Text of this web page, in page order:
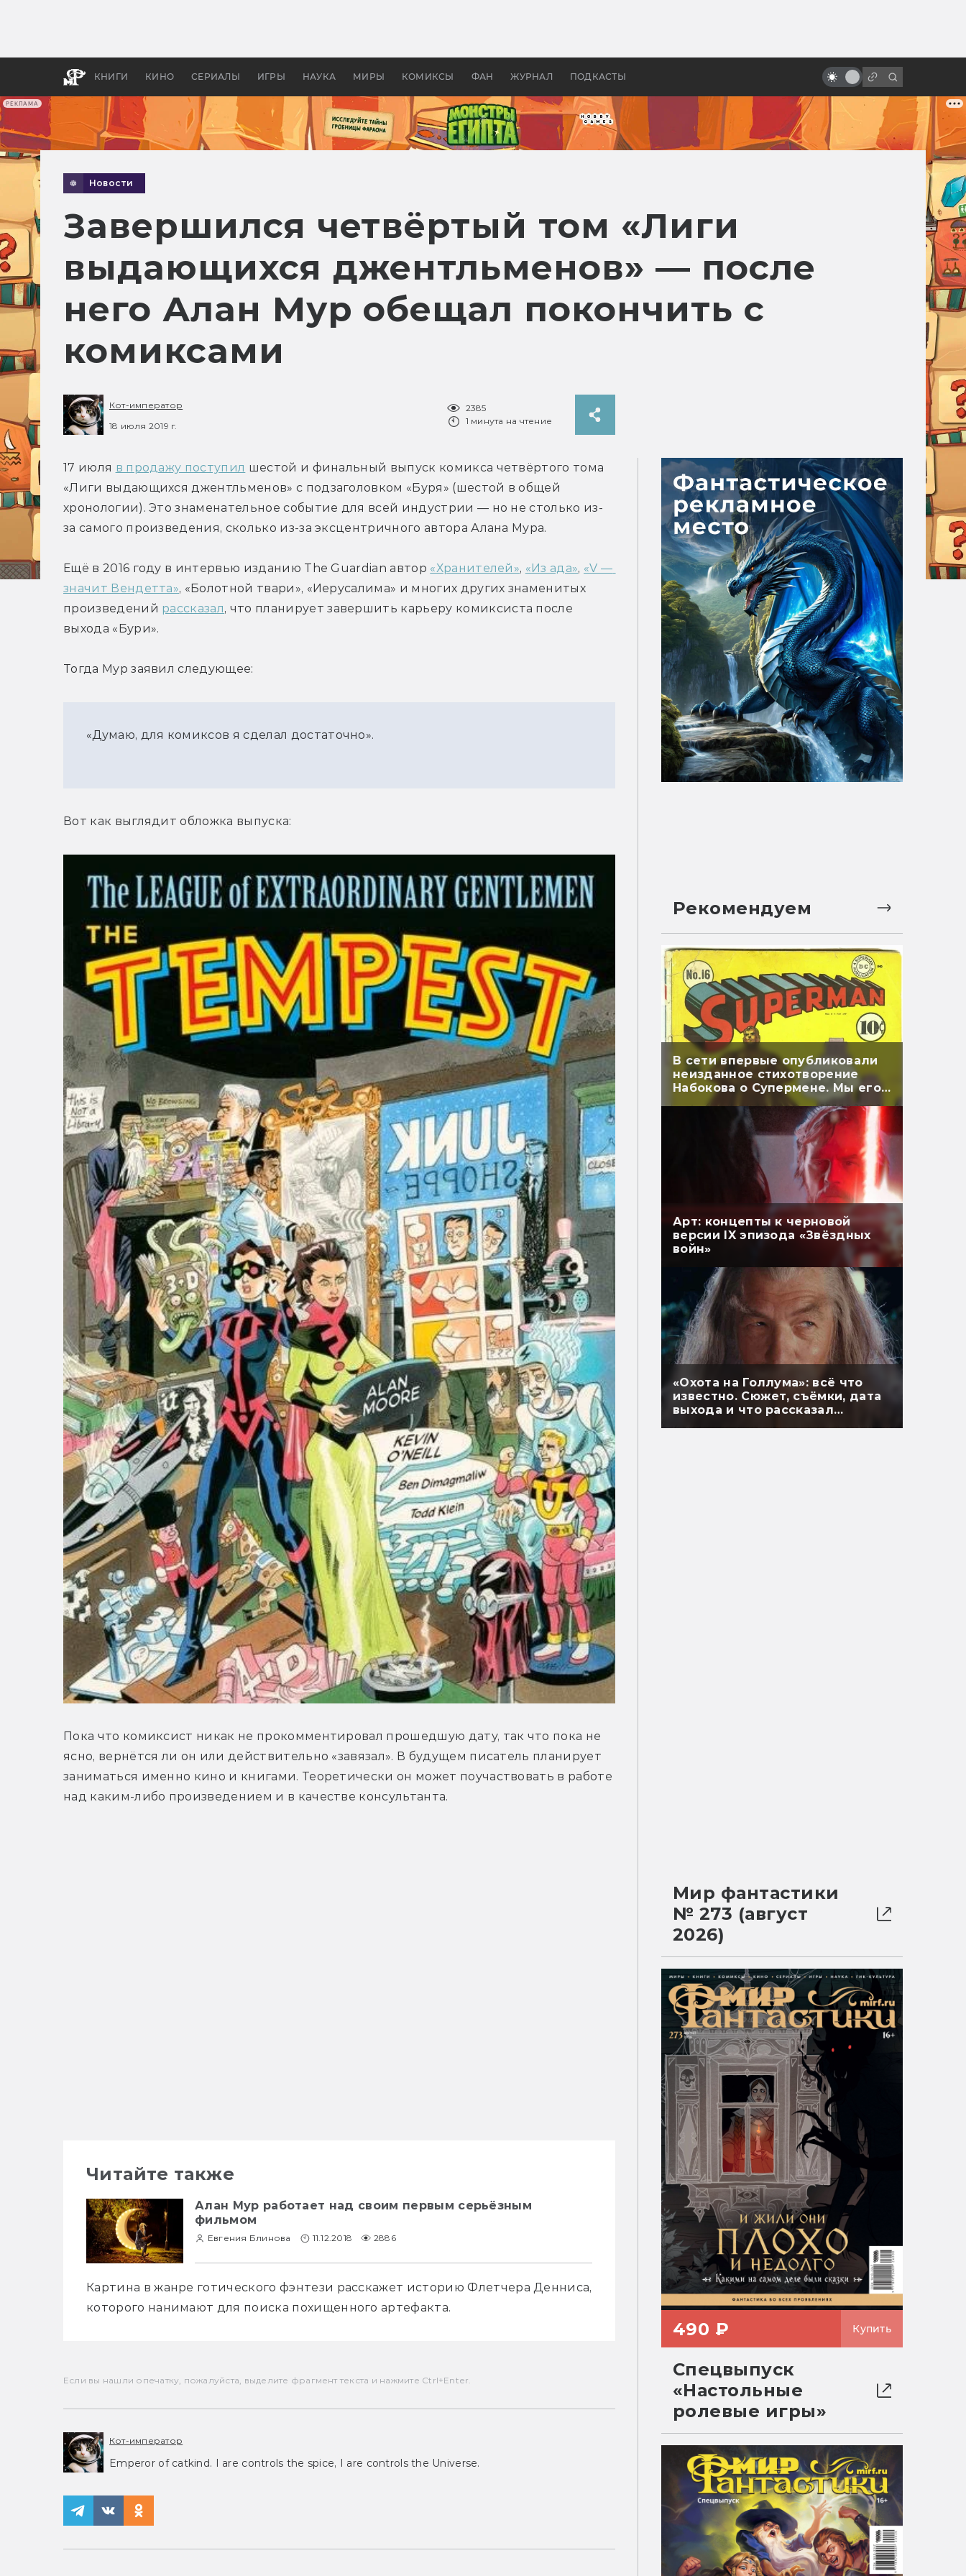
РЕКЛАМА
КНИГИ КИНО СЕРИАЛЫ ИГРЫ НАУКА МИРЫ КОМИКСЫ ФАН ЖУРНАЛ ПОДКАСТЫ
бы «Властелина колец»
Древней Грецией
кого он играл кроме Люка?
Новости
Завершился четвёртый том «Лиги
выдающихся джентльменов» — после
него Алан Мур обещал покончить с
комиксами
Кот-император
18 июля 2019 г.
2385
1 минута на чтение
17 июля в продажу поступил шестой и финальный выпуск комикса четвёртого тома
«Лиги выдающихся джентльменов» с подзаголовком «Буря» (шестой в общей
хронологии). Это знаменательное событие для всей индустрии — но не столько из-
за самого произведения, сколько из-за эксцентричного автора Алана Мура.
Ещё в 2016 году в интервью изданию The Guardian автор «Хранителей», «Из ада», «V —
значит Вендетта», «Болотной твари», «Иерусалима» и многих других знаменитых
произведений рассказал, что планирует завершить карьеру комиксиста после
выхода «Бури».
Тогда Мур заявил следующее:
«Думаю, для комиксов я сделал достаточно».
Вот как выглядит обложка выпуска:
Пока что комиксист никак не прокомментировал прошедшую дату, так что пока не
ясно, вернётся ли он или действительно «завязал». В будущем писатель планирует
заниматься именно кино и книгами. Теоретически он может поучаствовать в работе
над каким-либо произведением и в качестве консультанта.
Читайте также
Алан Мур работает над своим первым серьёзным
фильмом
Евгения Блинова 11.12.2018 2886
Картина в жанре готического фэнтези расскажет историю Флетчера Денниса,
которого нанимают для поиска похищенного артефакта.
Если вы нашли опечатку, пожалуйста, выделите фрагмент текста и нажмите Ctrl+Enter.
Кот-император
Emperor of catkind. I are controls the spice, I are controls the Universe.
Рекомендуем
В сети впервые опубликовали
неизданное стихотворение
Набокова о Супермене. Мы его
перевели
Арт: концепты к черновой
версии IX эпизода «Звёздных
войн»
«Охота на Голлума»: всё что
известно. Сюжет, съёмки, дата
выхода и что рассказал
Мир фантастики
№ 273 (август
2026)
490 ₽ Купить
Спецвыпуск
«Настольные
ролевые игры»